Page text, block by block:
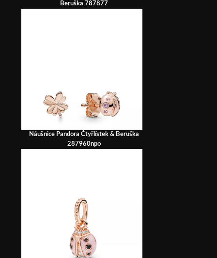
Beruška 787877
Náušnice Pandora Čtyřlístek & Beruška
287960npo